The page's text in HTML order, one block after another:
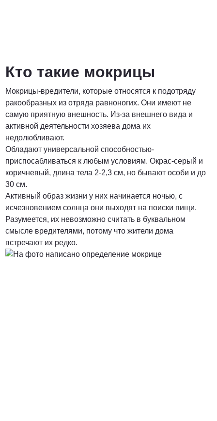
Договорная
ПОЗВОНИТЬ
от 1500 Руб.
Кто такие мокрицы
Мокрицы-вредители, которые относятся к подотряду
ракообразных из отряда равноногих. Они имеют не
самую приятную внешность. Из-за внешнего вида и
активной деятельности хозяева дома их
недолюбливают.
Обладают универсальной способностью-
приспосабливаться к любым условиям. Окрас-серый и
коричневый, длина тела 2-2,3 см, но бывают особи и до
30 см.
Активный образ жизни у них начинается ночью, с
исчезновением солнца они выходят на поиски пищи.
Разумеется, их невозможно считать в буквальном
смысле вредителями, потому что жители дома
встречают их редко.